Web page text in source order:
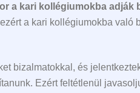
a kari kollégiumokba adják
a kari kollégiumokba való
bizalmatokkal, és
Ezért feltétlenül